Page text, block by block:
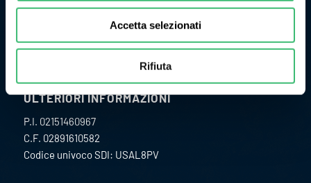
Accetta selezionati
Rifiuta
misura ed il controllo delle grandezze fisiche di processo.
ULTERIORI INFORMAZIONI
P.I. 02151460967
C.F. 02891610582
Codice univoco SDI: USAL8PV